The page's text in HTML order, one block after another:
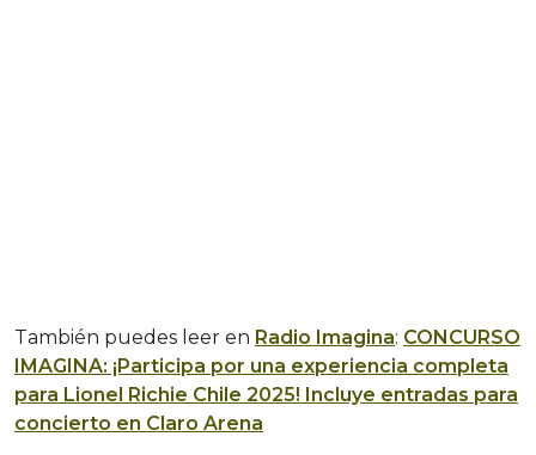
También puedes leer en Radio Imagina: CONCURSO
IMAGINA: ¡Participa por una experiencia completa
para Lionel Richie Chile 2025! Incluye entradas para
concierto en Claro Arena